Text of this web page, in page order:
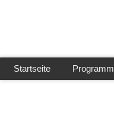
Startseite Programm